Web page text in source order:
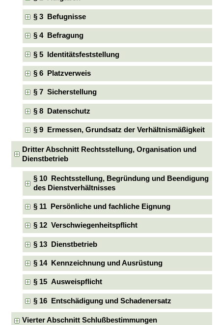
§ 3 Befugnisse
§ 4 Befragung
§ 5 Identitätsfeststellung
§ 6 Platzverweis
§ 7 Sicherstellung
§ 8 Datenschutz
§ 9 Ermessen, Grundsatz der Verhältnismäßigkeit
Dritter Abschnitt Rechtsstellung, Organisation und
Dienstbetrieb
§ 10 Rechtsstellung, Begründung und Beendigung
des Dienstverhältnisses
§ 11 Persönliche und fachliche Eignung
§ 12 Verschwiegenheitspflicht
§ 13 Dienstbetrieb
§ 14 Kennzeichnung und Ausrüstung
§ 15 Ausweispflicht
§ 16 Entschädigung und Schadenersatz
Vierter Abschnitt Schlußbestimmungen